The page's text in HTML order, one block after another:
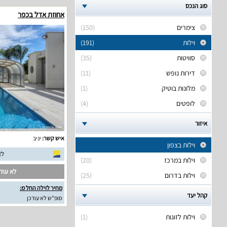
סוג הנכס
(150)
צימרים
(191)
וילות
(35)
סוויטות
(11)
דירות נופש
(1)
מלונות בוטיק
(4)
לופטים
איזור
וילות בצפון
(20)
וילות במרכז
(25)
וילות בדרום
קהל יעד
(1) וילות לזוגות
אחוזת אדל בכפר
איש קשר: יניב
לא
מחיר לוילה החל מ:
סופ"ש לא עודכן